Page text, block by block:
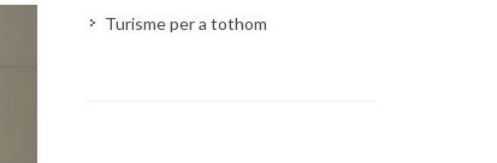
Turisme per a tothom